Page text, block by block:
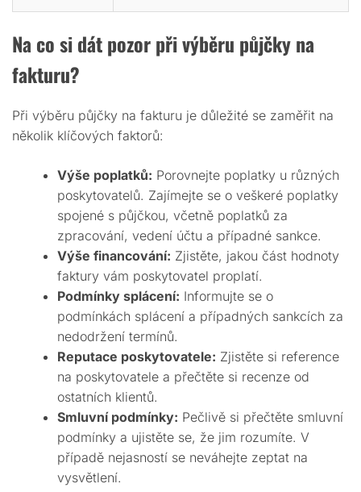
Na co si dát pozor při výběru půjčky na
fakturu?
Při výběru půjčky na fakturu je důležité se zaměřit na
několik klíčových faktorů:
Výše poplatků: Porovnejte poplatky u různých
poskytovatelů. Zajímejte se o veškeré poplatky
spojené s půjčkou, včetně poplatků za
zpracování, vedení účtu a případné sankce.
Výše financování: Zjistěte, jakou část hodnoty
faktury vám poskytovatel proplatí.
Podmínky splácení: Informujte se o
podmínkách splácení a případných sankcích za
nedodržení termínů.
Reputace poskytovatele: Zjistěte si reference
na poskytovatele a přečtěte si recenze od
ostatních klientů.
Smluvní podmínky: Pečlivě si přečtěte smluvní
podmínky a ujistěte se, že jim rozumíte. V
případě nejasností se neváhejte zeptat na
vysvětlení.